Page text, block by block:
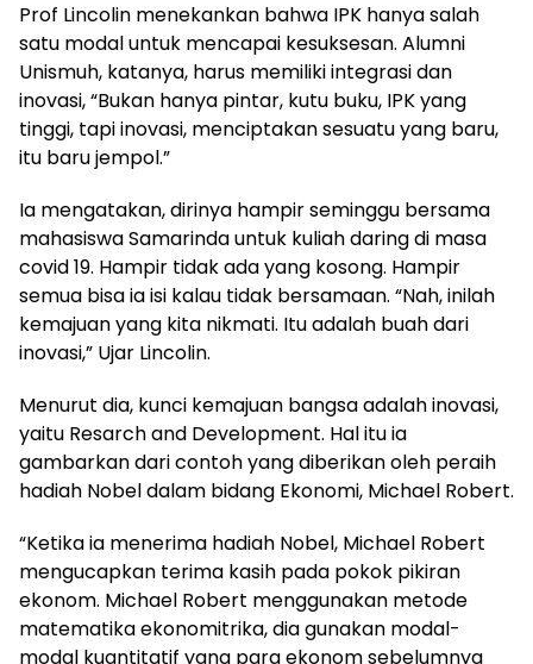
Prof Lincolin menekankan bahwa IPK hanya salah
satu modal untuk mencapai kesuksesan. Alumni
Unismuh, katanya, harus memiliki integrasi dan
inovasi, “Bukan hanya pintar, kutu buku, IPK yang
tinggi, tapi inovasi, menciptakan sesuatu yang baru,
itu baru jempol.”
Ia mengatakan, dirinya hampir seminggu bersama
mahasiswa Samarinda untuk kuliah daring di masa
covid 19. Hampir tidak ada yang kosong. Hampir
semua bisa ia isi kalau tidak bersamaan. “Nah, inilah
kemajuan yang kita nikmati. Itu adalah buah dari
inovasi,” Ujar Lincolin.
Menurut dia, kunci kemajuan bangsa adalah inovasi,
yaitu Resarch and Development. Hal itu ia
gambarkan dari contoh yang diberikan oleh peraih
hadiah Nobel dalam bidang Ekonomi, Michael Robert.
“Ketika ia menerima hadiah Nobel, Michael Robert
mengucapkan terima kasih pada pokok pikiran
ekonom. Michael Robert menggunakan metode
matematika ekonomitrika, dia gunakan modal-
modal kuantitatif yang para ekonom sebelumnya